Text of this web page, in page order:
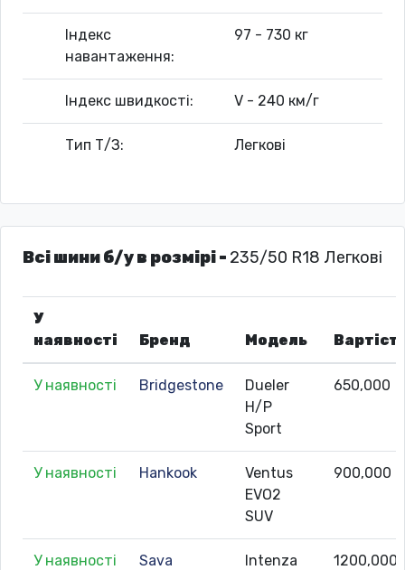
Індекс
навантаження:
97 - 730 кг
Індекс швидкості: V - 240 км/г
Тип Т/З: Легкові
Всі шини б/у в розмірі - 235/50 R18 Легкові
У
наявності
Бренд Модель
У наявності Bridgestone
Dueler
H/P
Sport
650,000
У наявності Hankook
Ventus
EVO2
SUV
900,000
У наявності Sava
Intenza
1200,000